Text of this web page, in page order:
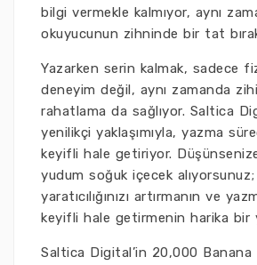
bilgi vermekle kalmıyor, aynı
okuyucunun zihninde bir tat
Yazarken serin kalmak, sadece
deneyim değil, aynı zamanda
rahatlama da sağlıyor. Saltica
yenilikçi yaklaşımıyla, yazma
keyifli hale getiriyor.
yudum soğuk içecek
yaratıcılığınızı artırmanın ve
keyifli hale getirmenin harika bir
Saltica Digital’in 20,000 Banana